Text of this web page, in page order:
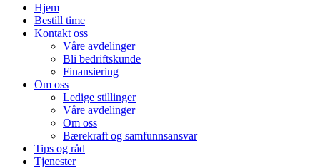
Hjem
Bestill time
Kontakt oss
Våre avdelinger
Bli bedriftskunde
Finansiering
Om oss
Ledige stillinger
Våre avdelinger
Om oss
Bærekraft og samfunnsansvar
Tips og råd
Tjenester